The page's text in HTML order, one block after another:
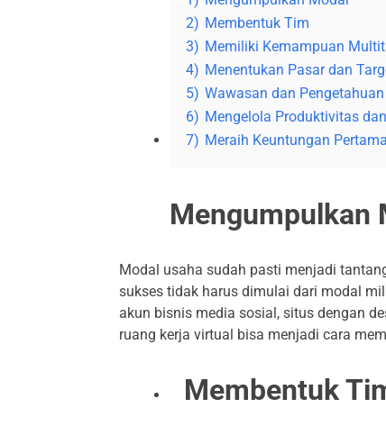
2) Membentuk Tim
3) Memiliki Kemampuan
4) Menentukan Pasar dan
5) Wawasan dan Pengetahuan
6) Mengelola Produktivitas
7) Meraih Keuntungan
Mengumpulkan
Modal usaha sudah pasti menjadi
sukses tidak harus dimulai dari modal
akun bisnis media sosial, situs dengan
ruang kerja virtual bisa menjadi cara
Membentuk